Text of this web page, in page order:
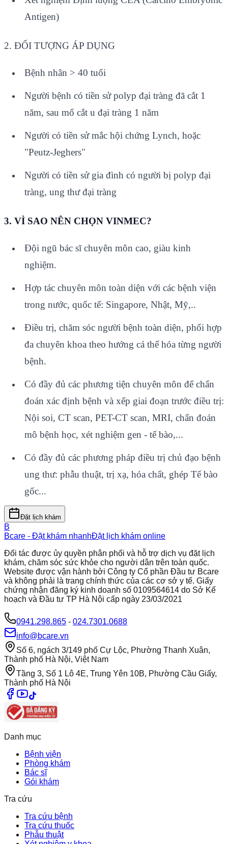
Antigen)
2. ĐỐI TƯỢNG ÁP DỤNG
Bệnh nhân > 40 tuổi
Người bệnh có tiền sử polyp đại tràng đã cắt 1
năm, sau mổ cắt u đại tràng 1 năm
Người có tiền sử mắc hội chứng Lynch, hoặc
"Peutz-Jeghers"
Người có tiền sử gia đình có người bị polyp đại
tràng, ung thư đại tràng
3. VÌ SAO NÊN CHỌN VINMEC?
Đội ngũ bác sĩ chuyên môn cao, giàu kinh
nghiệm.
Hợp tác chuyên môn toàn diện với các bệnh viện
trong nước, quốc tế: Singapore, Nhật, Mỹ,..
Điều trị, chăm sóc người bệnh toàn diện, phối hợp
đa chuyên khoa theo hướng cá thể hóa từng người
bệnh.
Có đầy đủ các phương tiện chuyên môn để chẩn
đoán xác định bệnh và xếp giai đoạn trước điều trị:
Nội soi, CT scan, PET-CT scan, MRI, chẩn đoán
mô bệnh học, xét nghiệm gen - tế bào,...
Có đầy đủ các phương pháp điều trị chủ đạo bệnh
ung thư: phẫu thuật, trị xạ, hóa chất, ghép Tế bào
gốc...
Đặt lịch khám
B
Bcare - Đặt khám nhanhĐặt lịch khám online
Đối tác được ủy quyền phân phối và hỗ trợ dịch vụ đặt lịch
khám, chăm sóc sức khỏe cho người dân trên toàn quốc.
Website được vận hành bởi Công ty Cổ phần Đầu tư Bcare
và không phải là trang chính thức của các cơ sở y tế. Giấy
chứng nhận đăng ký kinh doanh số 0109564614 do Sở Kế
hoạch và Đầu tư TP Hà Nội cấp ngày 23/03/2021
0941.298.865 - 024.7301.0688
info@bcare.vn
Số 6, ngách 3/149 phố Cự Lộc, Phường Thanh Xuân,
Thành phố Hà Nội, Việt Nam
Tầng 3, Số 1 Lô 4E, Trung Yên 10B, Phường Cầu Giấy,
Thành phố Hà Nội
Danh mục
Bệnh viện
Phòng khám
Bác sĩ
Gói khám
Tra cứu
Tra cứu bệnh
Tra cứu thuốc
Phẫu thuật